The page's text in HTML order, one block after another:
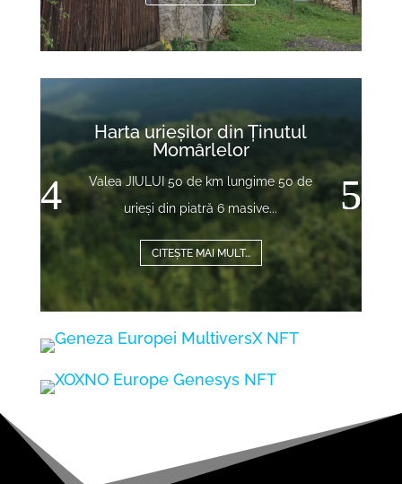
Video
Player
Harta urieșilor din Ținutul
Momârlelor
Valea JIULUI 50 de km lungime 50 de
urieși din piatră 6 masive...
CITEȘTE MAI MULT...